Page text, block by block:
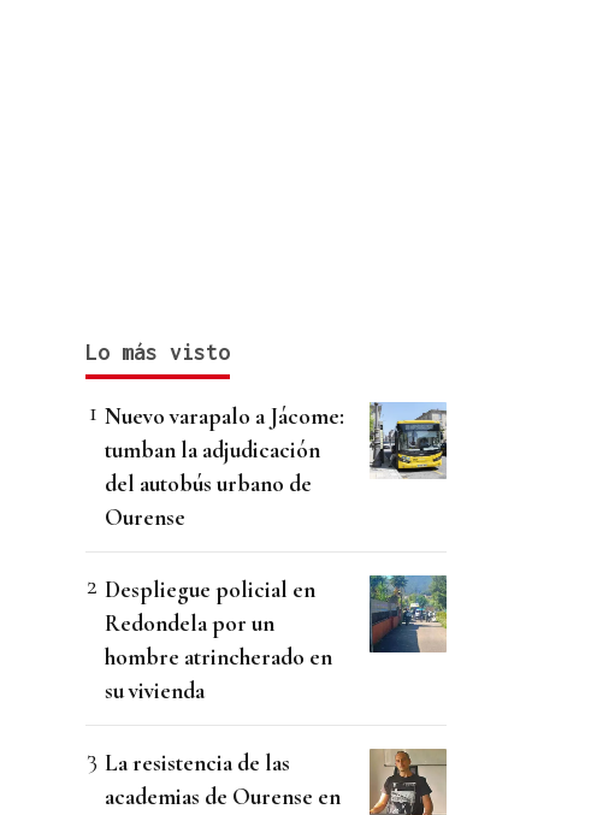
Lo más visto
Nuevo varapalo a Jácome:
tumban la adjudicación
del autobús urbano de
Ourense
Despliegue policial en
Redondela por un
hombre atrincherado en
su vivienda
La resistencia de las
academias de Ourense en